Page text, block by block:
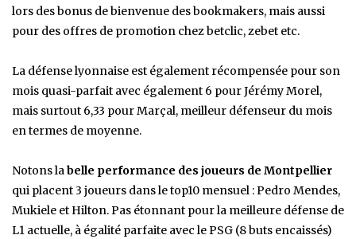
lors des bonus de bienvenue des bookmakers, mais aussi
pour des offres de promotion chez betclic, zebet etc.
La défense lyonnaise est également récompensée pour son
mois quasi-parfait avec également 6 pour Jérémy Morel,
mais surtout 6,33 pour Marçal, meilleur défenseur du mois
en termes de moyenne.
Notons labelle performance des joueurs de Montpellier
qui placent 3 joueurs dans le top10 mensuel : Pedro Mendes,
Mukiele et Hilton. Pas étonnant pour la meilleure défense de
L1 actuelle, à égalité parfaite avec le PSG (8 buts encaissés)